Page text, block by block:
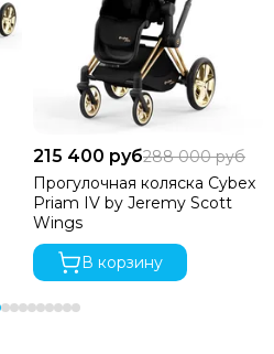
215 400 руб288 000 руб
Прогулочная коляска Cybex
Priam IV by Jeremy Scott
Wings
В корзину